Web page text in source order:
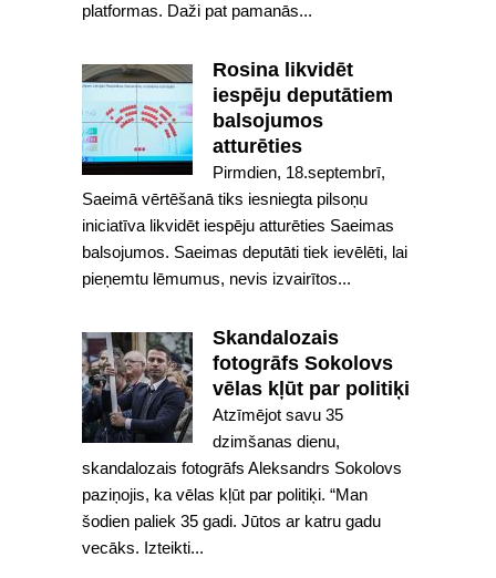
platformas. Daži pat pamanās...
Rosina likvidēt
iespēju deputātiem
balsojumos
atturēties
Pirmdien, 18.septembrī,
Saeimā vērtēšanā tiks iesniegta pilsoņu
iniciatīva likvidēt iespēju atturēties Saeimas
balsojumos. Saeimas deputāti tiek ievēlēti, lai
pieņemtu lēmumus, nevis izvairītos...
Skandalozais
fotogrāfs Sokolovs
vēlas kļūt par politiķi
Atzīmējot savu 35
dzimšanas dienu,
skandalozais fotogrāfs Aleksandrs Sokolovs
paziņojis, ka vēlas kļūt par politiķi. “Man
šodien paliek 35 gadi. Jūtos ar katru gadu
vecāks. Izteikti...